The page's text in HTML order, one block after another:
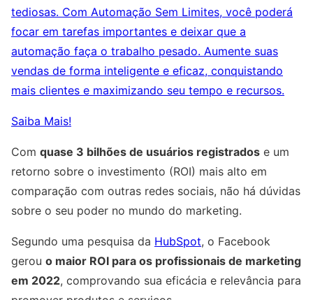
tediosas. Com Automação Sem Limites, você poderá
focar em tarefas importantes e deixar que a
automação faça o trabalho pesado. Aumente suas
vendas de forma inteligente e eficaz, conquistando
mais clientes e maximizando seu tempo e recursos.
Saiba Mais!
Com quase 3 bilhões de usuários registrados e um
retorno sobre o investimento (ROI) mais alto em
comparação com outras redes sociais, não há dúvidas
sobre o seu poder no mundo do marketing.
Segundo uma pesquisa da HubSpot, o Facebook
gerou o maior ROI para os profissionais de marketing
em 2022, comprovando sua eficácia e relevância para